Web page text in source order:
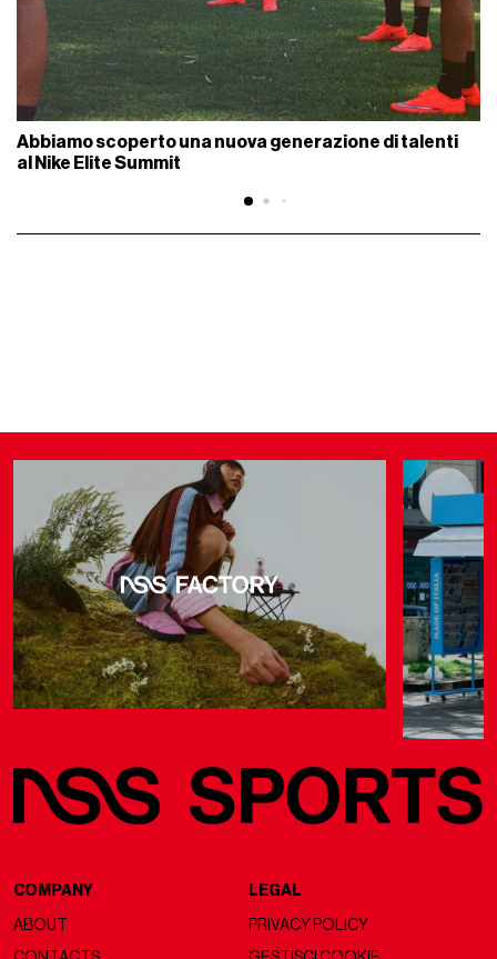
Abbiamo scoperto una nuova generazione di talenti
al Nike Elite Summit
COMPANY
ABOUT
LEGAL
PRIVACY POLICY